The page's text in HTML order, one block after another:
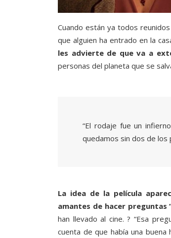
Cuando están ya todos
que alguien ha entrado en la
les advierte de que va a
personas del planeta que se
“El rodaje fue un
quedamos sin dos de los
La idea de la película
amantes de hacer
han llevado al cine. ? “Esa
cuenta de que había una